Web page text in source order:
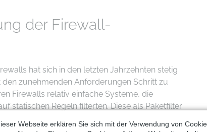
der Firewall-
hat sich in den letzten Jahrzehnten stetig
zunehmenden Anforderungen Schritt zu
Firewalls relativ einfache Systeme, die
statischen Regeln filterten. Diese als Paketfilter
lediglich bestimmte Eigenschaften eines
Webseite erklären Sie sich mit der Verwendung von